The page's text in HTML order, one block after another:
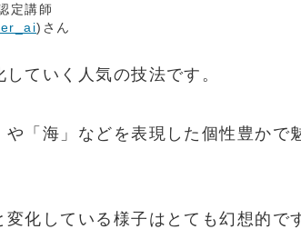
定講師
)さん
ていく人気の技法です。
「海」などを表現した個性豊かで
化している様子はとても幻想的で